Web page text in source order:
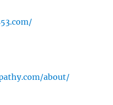
about/